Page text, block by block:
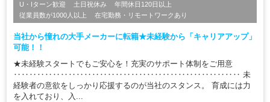
U・Iターン歓迎 土日祝休み
年間休日120日以上
従業員数が1000人以上
在宅勤務・リモートワークあり
当社から憧れの大手メーカーに転籍★未経験から「キャリアアップ」
可能！！
★未経験スタートでもご安心を！充実のサポート体制をご用意
‥‥‥‥‥‥‥‥‥‥‥‥‥‥‥‥‥‥‥‥‥‥‥‥‥‥‥‥‥ 未
経験者の意欲をしっかり応援するのが当社のスタンス。 育成には力
を入れており、入...